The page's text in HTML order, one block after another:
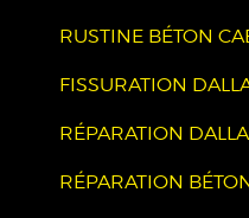
RUSTINE BÉTON
FISSURATION
RÉPARATION
RÉPARATION